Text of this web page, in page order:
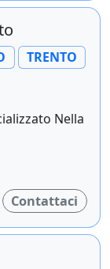
TRENTO
Nella
Contattaci